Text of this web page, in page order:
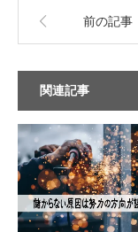
前の記事
関連記事